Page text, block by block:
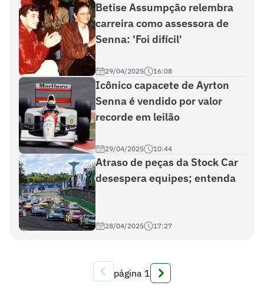
Betise Assumpção relembra
carreira como assessora de
Senna: 'Foi difícil'
29/04/2025 16:08
Icônico capacete de Ayrton
Senna é vendido por valor
recorde em leilão
29/04/2025 10:44
Atraso de peças da Stock Car
desespera equipes; entenda
28/04/2025 17:27
página 1